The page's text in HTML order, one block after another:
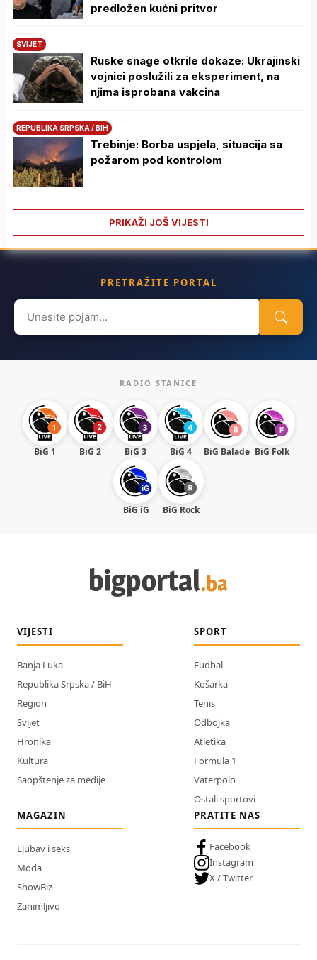
predložen kućni pritvor
SVIJET
Ruske snage otkrile dokaze: Ukrajinski
vojnici poslužili za eksperiment, na
njima isprobana vakcina
REPUBLIKA SRPSKA / BIH
Trebinje: Borba uspjela, situacija sa
požarom pod kontrolom
PRIKAŽI JOŠ VIJESTI
PRETRAŽITE PORTAL
Search
for:
RADIO STANICE
BiG 1 BiG 2 BiG 3 BiG 4 BiG Balade BiG Folk
BiG iG BiG Rock
VIJESTI
Banja Luka
Republika Srpska / BiH
Region
Svijet
Hronika
Kultura
Saopštenje za medije
SPORT
Fudbal
Košarka
Tenis
Odbojka
Atletika
Formula 1
Vaterpolo
Ostali sportovi
MAGAZIN
Ljubav i seks
Moda
ShowBiz
Zanimljivo
PRATITE NAS
Facebook
Instagram
X / Twitter